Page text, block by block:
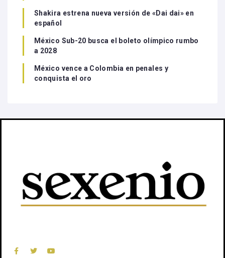
Shakira estrena nueva versión de «Dai dai» en
español
México Sub-20 busca el boleto olímpico rumbo
a 2028
México vence a Colombia en penales y
conquista el oro